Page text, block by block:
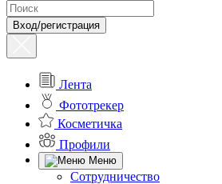
Вход/регистрация
Лента
Фототрекер
Косметичка
Профили
Меню
Сотрудничество